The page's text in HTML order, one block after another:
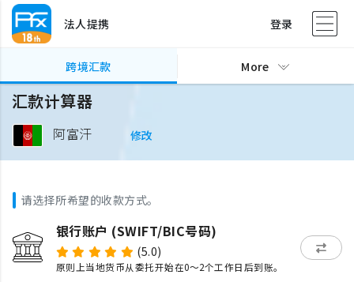
法人提携 登录
跨境汇款 More
汇款计算器
阿富汗 修改
请选择所希望的收款方式。
银行账户 (SWIFT/BIC号码)
(5.0)
原则上当地货币从委托开始在0～2个工作日后到账。